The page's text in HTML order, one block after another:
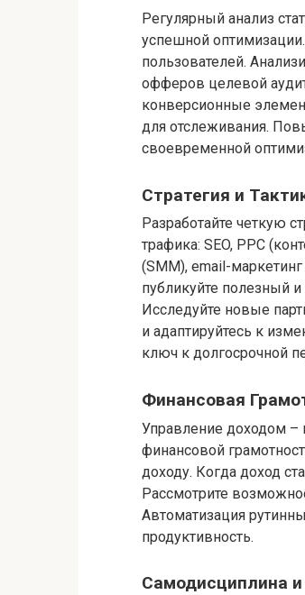
Регулярный анализ
успешной
пользователей.
офферов целевой
конверсионные
для отслеживания.
своевременной
Стратегия и
Разработайте четкую
трафика: SEO, PPC
(SMM), email-маркетинг
публикуйте полезный
Исследуйте новые
и адаптируйтесь к
ключ к долгосрочной
Финансовая
Управление доходом –
финансовой
доходу. Когда доход
Рассмотрите
Автоматизация
продуктивность.
Самодисциплина